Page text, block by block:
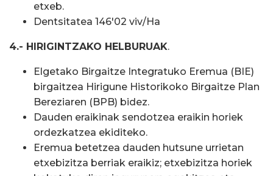
etxeb.
Dentsitatea 146'02 viv/Ha
4.- HIRIGINTZAKO HELBURUAK.
Elgetako Birgaitze Integratuko Eremua (BIE)
birgaitzea Hirigune Historikoko Birgaitze Plan
Bereziaren (BPB) bidez.
Dauden eraikinak sendotzea eraikin horiek
ordezkatzea ekiditeko.
Eremua betetzea dauden hutsune urrietan
etxebizitza berriak eraikiz; etxebizitza horiek